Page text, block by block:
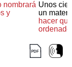
nombrará
y
Unos
un
hacer
rápidos